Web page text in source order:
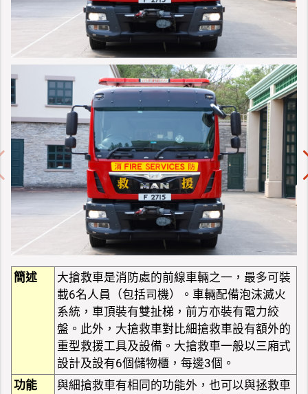
簡述
大搶救車是消防處的前線車輛之一，最多可裝
載6名人員（包括司機）。車輛配備泡沫滅火
系統，車頂裝有雙扯梯，前方亦裝有電力絞
盤。此外，大搶救車對比細搶救車設有額外的
重型救援工具及設備。大搶救車一般以三廂式
設計及設有6個儲物櫃，每邊3個。
功能
與細搶救車有相同的功能外，也可以與拯救車